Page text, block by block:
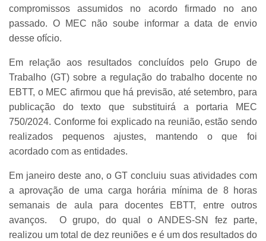
compromissos assumidos no acordo firmado no ano
passado. O MEC não soube informar a data de envio
desse ofício.
Em relação aos resultados concluídos pelo Grupo de
Trabalho (GT) sobre a regulação do trabalho docente no
EBTT, o MEC afirmou que há previsão, até setembro, para
publicação do texto que substituirá a portaria MEC
750/2024. Conforme foi explicado na reunião, estão sendo
realizados pequenos ajustes, mantendo o que foi
acordado com as entidades.
Em janeiro deste ano, o GT concluiu suas atividades com
a aprovação de uma carga horária mínima de 8 horas
semanais de aula para docentes EBTT, entre outros
avanços. O grupo, do qual o ANDES-SN fez parte,
realizou um total de dez reuniões e é um dos resultados do